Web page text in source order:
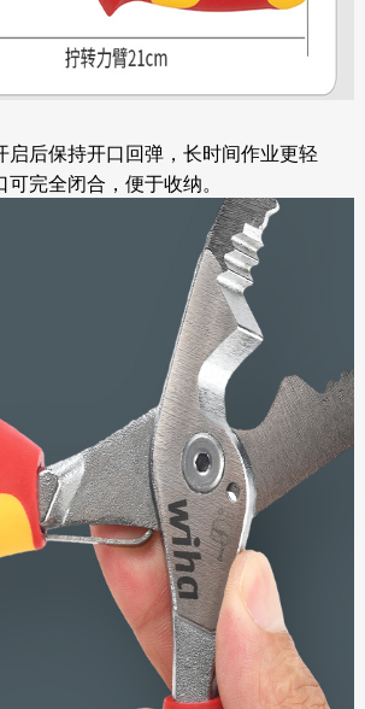
启后保持开口回弹，长时间作业更轻
完全闭合，便于收纳。